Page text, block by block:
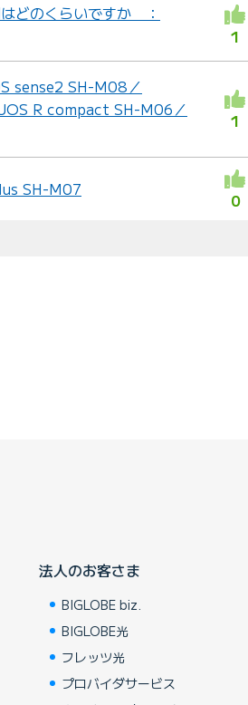
どのくらいですか ：
1
sense2 SH-M08／
R compact SH-M06／
1
SH-M07
0
法人のお客さま
BIGLOBE biz.
BIGLOBE光
フレッツ光
プロバイダサービス